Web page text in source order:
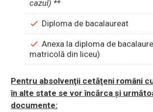
cazul) **
Diploma de bacalaureat
Anexa la diploma de
matricolă din liceu)
Pentru absolvenţii cetăţeni români
în alte state se vor încărca și
documente: